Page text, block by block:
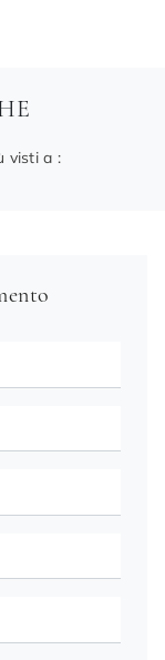
visti a :